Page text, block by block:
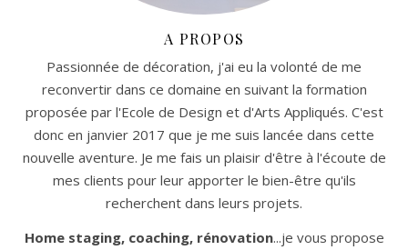
A PROPOS
Passionnée de décoration, j'ai eu la volonté de me
reconvertir dans ce domaine en suivant la formation
proposée par l'Ecole de Design et d'Arts Appliqués. C'est
donc en janvier 2017 que je me suis lancée dans cette
nouvelle aventure. Je me fais un plaisir d'être à l'écoute de
mes clients pour leur apporter le bien-être qu'ils
recherchent dans leurs projets.
Home staging, coaching, rénovation...je vous propose